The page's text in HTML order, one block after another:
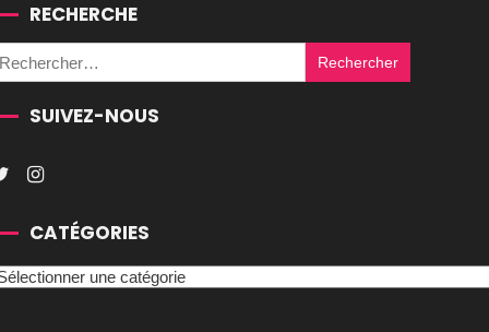
RECHERCHE
Rechercher :
SUIVEZ-NOUS
CATÉGORIES